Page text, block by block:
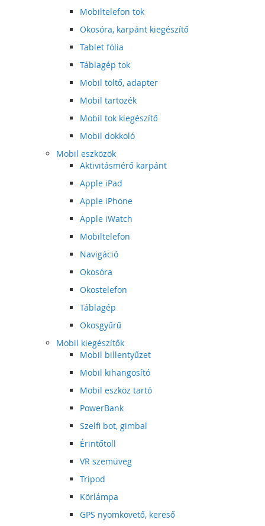
Mobiltelefon tok
Okosóra, karpánt kiegészítő
Tablet fólia
Táblagép tok
Mobil töltő, adapter
Mobil tartozék
Mobil tok kiegészítő
Mobil dokkoló
Mobil eszközök
Aktivitásmérő karpánt
Apple iPad
Apple iPhone
Apple iWatch
Mobiltelefon
Navigáció
Okosóra
Okostelefon
Táblagép
Okosgyűrű
Mobil kiegészítők
Mobil billentyűzet
Mobil kihangosító
Mobil eszköz tartó
PowerBank
Szelfi bot, gimbal
Érintőtoll
VR szemüveg
Tripod
Körlámpa
GPS nyomkövető, kereső